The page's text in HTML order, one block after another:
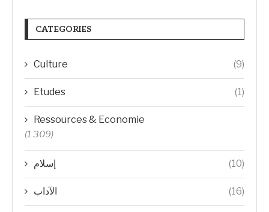
CATEGORIES
Culture (9)
Etudes (1)
Ressources & Economie
(1 309)
إسلام (10)
الآداب (16)